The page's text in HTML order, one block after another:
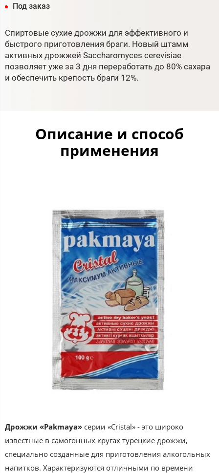
Под заказ
Спиртовые сухие дрожжи для эффективного и
быстрого приготовления браги. Новый штамм
активных дрожжей Saccharomyces cerevisiae
позволяет уже за 3 дня переработать до 80% сахара
и обеспечить крепость браги 12%.
Описание и способ
применения
Дрожжи «Pakmaya» серии «Cristal» - это широко
известные в самогонных кругах турецкие дрожжи,
специально созданные для приготовления алкогольных
напитков. Характеризуются отличными по времени